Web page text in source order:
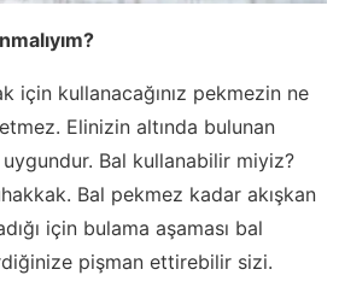
için kullanacağınız pekmezin ne
Elinizin altında bulunan
Bal kullanabilir miyiz?
Bal pekmez kadar akışkan
için bulama aşaması bal
pişman ettirebilir sizi.